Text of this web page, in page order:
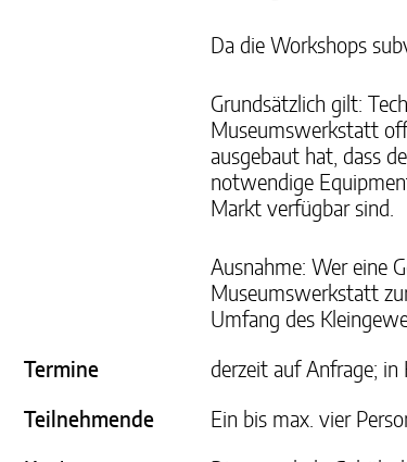
Da die Workshops
Grundsätzlich gilt:
Museumswerkstatt
ausgebaut hat, dass
notwendige
Markt verfügbar sind.
Ausnahme: Wer eine
Museumswerkstatt
Umfang des
Termine derzeit auf Anfrage; in
Teilnehmende Ein bis max. vier